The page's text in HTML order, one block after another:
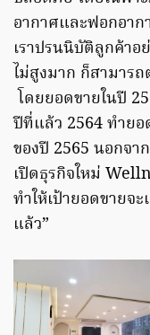
อากาศและฟอกอาก
เราปรนนิบัติลูกค้าอ
ไม่สูงมาก ก็สามาร
โดยยอดขายในปี
ปีที่แล้ว 2564 ทำยอ
ของปี 2565 นอกจา
เปิดธุรกิจใหม่
ทำให้เป้ายอดขายจ
แล้ว”